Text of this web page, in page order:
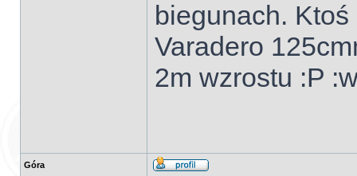
biegunach.
Varadero
2m wzrostu :P
Góra